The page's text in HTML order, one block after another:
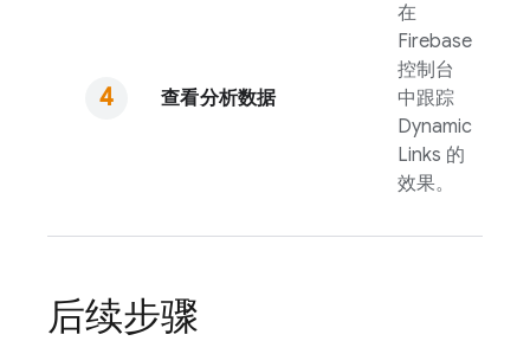
查看分析数据
在
Firebase
控制台
中跟踪
Dynamic
Links 的
效果。
后续步骤